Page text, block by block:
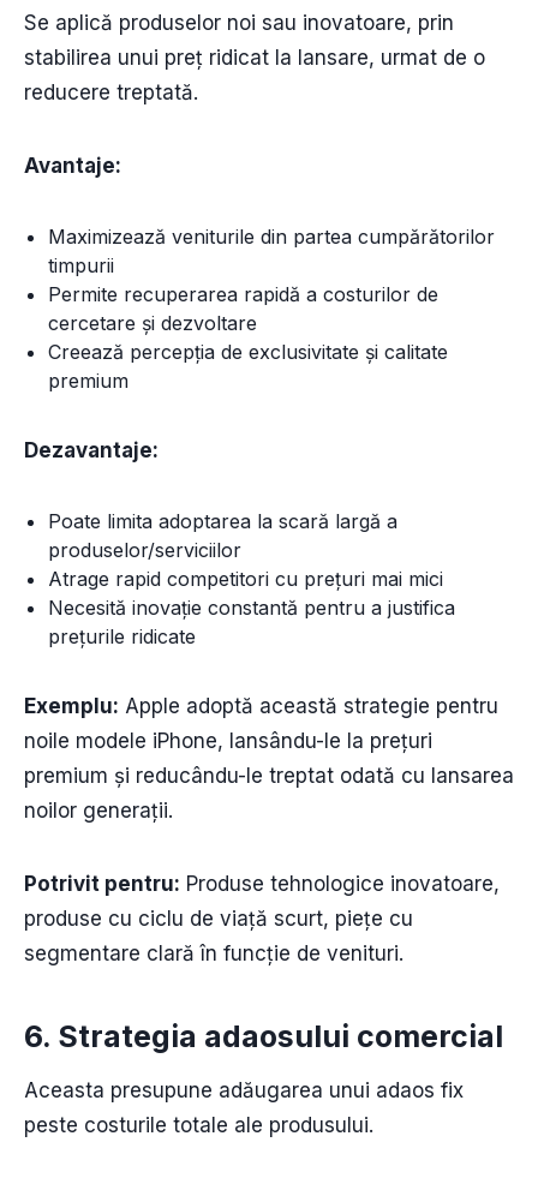
Se aplică produselor noi sau inovatoare, prin
stabilirea unui preț ridicat la lansare, urmat de o
reducere treptată.
Avantaje:
Maximizează veniturile din partea cumpărătorilor
timpurii
Permite recuperarea rapidă a costurilor de
cercetare și dezvoltare
Creează percepția de exclusivitate și calitate
premium
Dezavantaje:
Poate limita adoptarea la scară largă a
produselor/serviciilor
Atrage rapid competitori cu prețuri mai mici
Necesită inovație constantă pentru a justifica
prețurile ridicate
Exemplu: Apple adoptă această strategie pentru
noile modele iPhone, lansându-le la prețuri
premium și reducându-le treptat odată cu lansarea
noilor generații.
Potrivit pentru: Produse tehnologice inovatoare,
produse cu ciclu de viață scurt, piețe cu
segmentare clară în funcție de venituri.
6. Strategia adaosului comercial
Aceasta presupune adăugarea unui adaos fix
peste costurile totale ale produsului.